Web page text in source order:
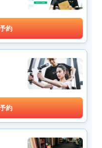
約
約